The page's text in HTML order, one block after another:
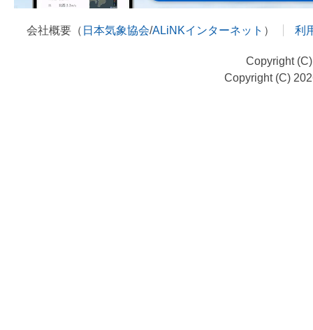
会社概要（ 日本気象協会/ALiNKインターネット ） 利
Copyright
Copyright (C)